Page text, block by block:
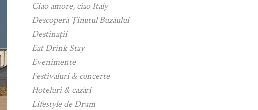
Ciao amore, ciao Italy
Descoperă Ținutul Buzăului
Destinații
Eat Drink Stay
Evenimente
Festivaluri & concerte
Hoteluri & cazări
Lifestyle de Drum